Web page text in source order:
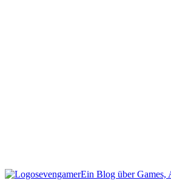
sevengamerEin Blog über Games,